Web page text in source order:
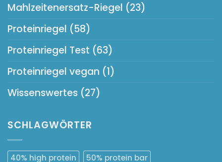
Mahlzeitenersatz-Riegel (23)
Proteinriegel (58)
Proteinriegel Test (63)
Proteinriegel vegan (1)
Wissenswertes (27)
SCHLAGWÖRTER
40% high protein
50% protein bar